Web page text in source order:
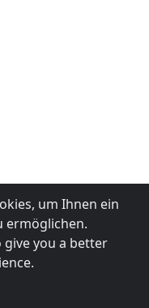
um Ihnen ein
ermöglichen.
give you a better